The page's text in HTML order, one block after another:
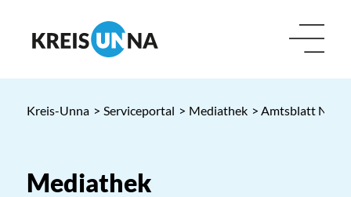
Kreis-Unna > Serviceportal > Mediathek > Amtsblatt Nr. 53